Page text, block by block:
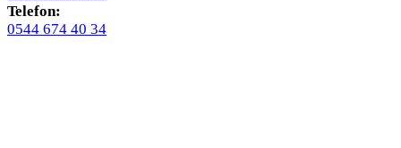
Telefon:
0544 674 40 34